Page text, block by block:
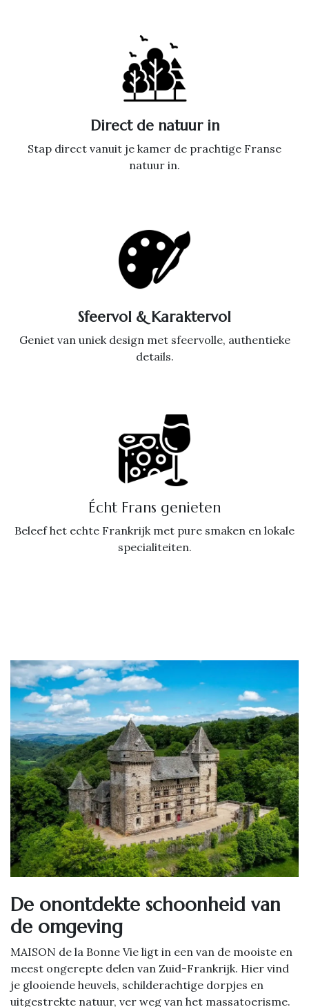
Direct de natuur in
Stap direct vanuit je kamer de prachtige Franse
natuur in.
Sfeervol & Karaktervol
Geniet van uniek design met sfeervolle, authentieke
details.
Écht Frans genieten
Beleef het echte Frankrijk met pure smaken en lokale
specialiteiten.
De onontdekte schoonheid van
de omgeving
MAISON de la Bonne Vie ligt in een van de mooiste en
meest ongerepte delen van Zuid-Frankrijk. Hier vind
je glooiende heuvels, schilderachtige dorpjes en
uitgestrekte natuur, ver weg van het massatoerisme.